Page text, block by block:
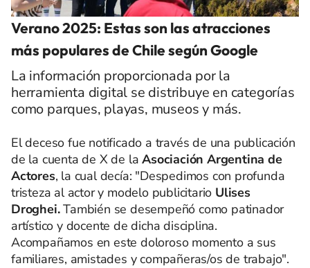
Verano 2025: Estas son las atracciones
más populares de Chile según Google
La información proporcionada por la
herramienta digital se distribuye en categorías
como parques, playas, museos y más.
El deceso fue notificado a través de una publicación
de la cuenta de X de laAsociación Argentina de
Actores, la cual decía: "Despedimos con profunda
tristeza al actor y modelo publicitario Ulises
Droghei.También se desempeñó como patinador
artístico y docente de dicha disciplina.
Acompañamos en este doloroso momento a sus
familiares, amistades y compañeras/os de trabajo".